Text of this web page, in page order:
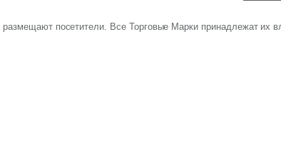
посетители. Все Торговые Марки принадлежат их